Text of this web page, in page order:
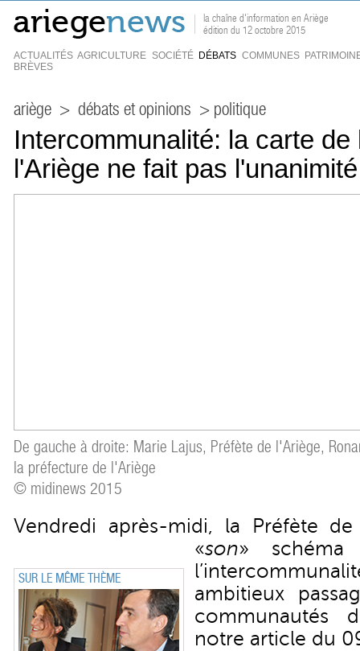
la chaîne d'information en Ariège
édition du 12 octobre 2015
ACTUALITÉS AGRICULTURE SOCIÉTÉ DÉBATS COMMUNES
BRÈVES
ariège > débats et opinions > politique
Intercommunalité: la carte de
l'Ariège ne fait pas l'unanimité
De gauche à droite: Marie Lajus, Préfète de l'Ariège,
la préfecture de l'Ariège
© midinews 2015
SUR LE MÊME THÈME
Vendredi après-midi, la Préfète de
«son» schéma
ambitieux
communautés
notre article du